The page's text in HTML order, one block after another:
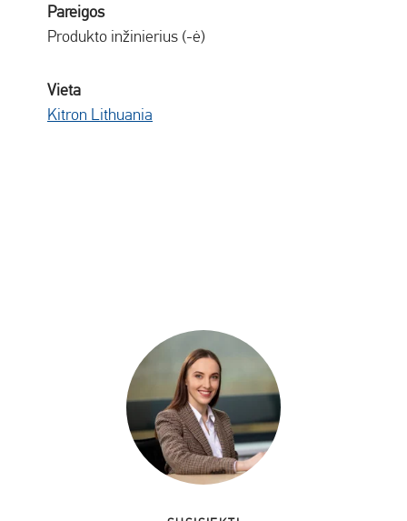
Pareigos
Produkto inžinierius (-ė)
Vieta
Kitron Lithuania